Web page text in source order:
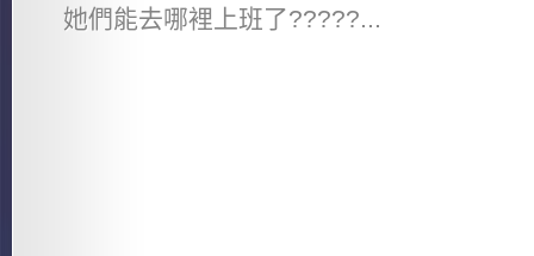
她們能去哪裡上班了?????...